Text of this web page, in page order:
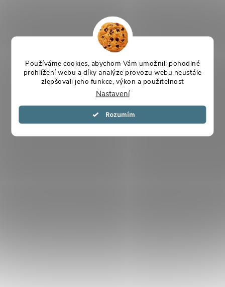
Používáme cookies, abychom Vám umožnili pohodlné
prohlížení webu a díky analýze provozu webu neustále
zlepšovali jeho funkce, výkon a použitelnost
Nastavení
Souhlasím